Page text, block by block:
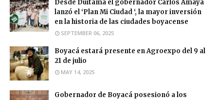
Desde Duitama el gobernador Carlos Amaya
lanzó el ‘Plan Mi Ciudad ‘, la mayor inversión
en la historia de las ciudades boyacense
SEPTEMBER 06, 2025
Boyacá estará presente en Agroexpo del 9 al
21 de julio
MAY 14, 2025
Gobernador de Boyacá posesionó a los